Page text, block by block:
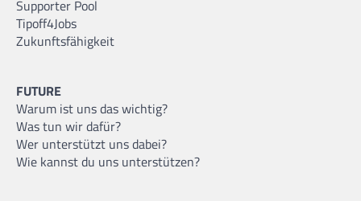
Supporter Pool
Tipoff4Jobs
Zukunftsfähigkeit
FUTURE
Warum ist uns das wichtig?
Was tun wir dafür?
Wer unterstützt uns dabei?
Wie kannst du uns unterstützen?